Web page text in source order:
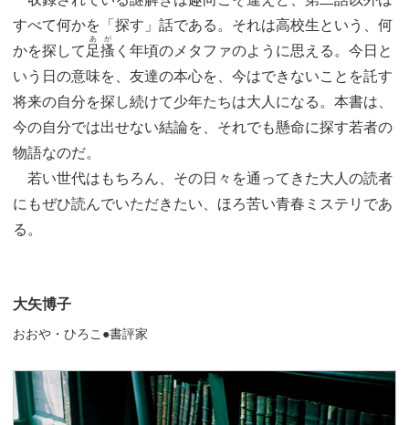
すべて何かを「探す」話である。それは高校生という、何
かを探して 足搔
あが
く年頃のメタファのように思える。今日と
いう日の意味を、友達の本心を、今はできないことを託す
将来の自分を探し続けて少年たちは大人になる。本書は、
今の自分では出せない結論を、それでも懸命に探す若者の
物語なのだ。
若い世代はもちろん、その日々を通ってきた大人の読者
にもぜひ読んでいただきたい、ほろ苦い青春ミステリであ
る。
大矢博子
おおや・ひろこ●書評家